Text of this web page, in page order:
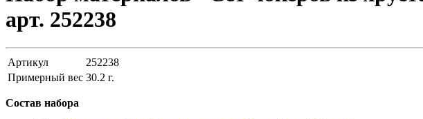
арт. 252238
Артикул
252238
Примерный вес 30.2 г.
Состав набора